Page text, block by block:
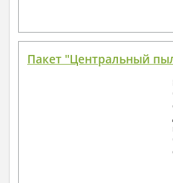
Пакет "Центральный